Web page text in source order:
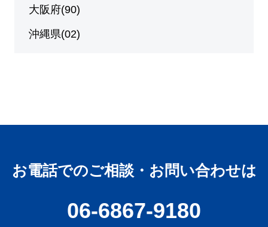
大阪府(90)
沖縄県(02)
お電話でのご相談・お問い合わせは
06-6867-9180